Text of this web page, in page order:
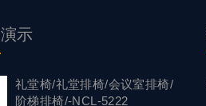
演示
礼堂椅/礼堂排椅/会议室排椅/
阶梯排椅/-NCL-5222